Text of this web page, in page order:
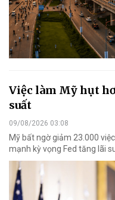
Việc làm Mỹ hụt
suất
09/08/2026 03:08
Mỹ bất ngờ giảm 23.000
mạnh kỳ vọng Fed tăng lãi